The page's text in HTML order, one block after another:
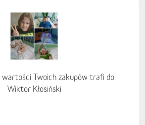
wartości Twoich zakupów trafi do
Wiktor Kłosiński